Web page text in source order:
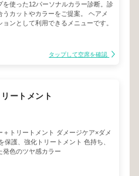
を使った12パーソナルカラー診断。診
うカットやカラーをご提案。 ヘアメ
ョンとして利用できるメニューです。
タップして空席を確認
ートメント
＋トリートメント ダメージケア×ダメ
保護、強化トリートメント 色持ち、
発色のツヤ感カラー